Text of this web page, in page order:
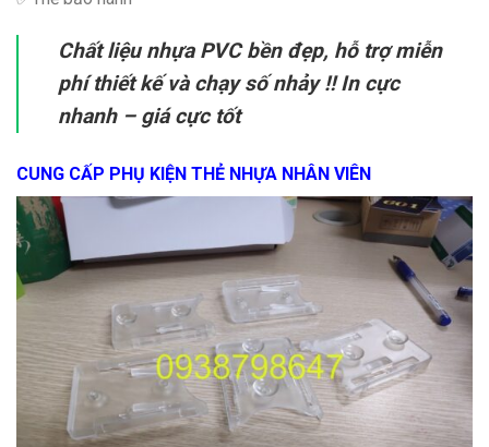
Chất liệu nhựa PVC bền đẹp, hỗ trợ miễn
phí thiết kế và chạy số nhảy ‼️ In cực
nhanh – giá cực tốt
CUNG CẤP PHỤ KIỆN THẺ NHỰA NHÂN VIÊN